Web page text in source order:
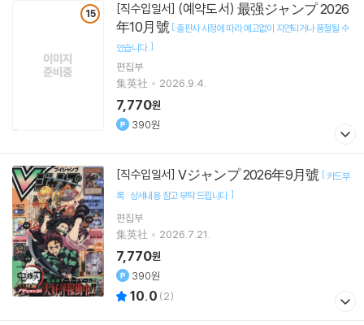
15 [직수입일서]
年10月號 [출판사 사정에 따라 예고없이 지연되거나 품절될 수
있습니다.]
편집부
集英社
2026.9.4.
7,770원
390원
[직수입일서] Vジャンプ 2026年9月號 [ 카드부
록 : 상세내용 참고 부탁 드립니다.]
편집부
集英社
2026.7.21.
7,770원
390원
10.0 (2)